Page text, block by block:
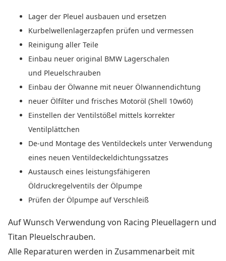
Lager der Pleuel ausbauen und ersetzen
Kurbelwellenlagerzapfen prüfen und vermessen
Reinigung aller Teile
Einbau neuer original BMW Lagerschalen
und Pleuelschrauben
Einbau der Ölwanne mit neuer Ölwannendichtung
neuer Ölfilter und frisches Motoröl (Shell 10w60)
Einstellen der Ventilstößel mittels korrekter
Ventilplättchen
De-und Montage des Ventildeckels unter Verwendung
eines neuen Ventildeckeldichtungssatzes
Austausch eines leistungsfähigeren
Öldruckregelventils der Ölpumpe
Prüfen der Ölpumpe auf Verschleiß
Auf Wunsch Verwendung von Racing Pleuellagern und
Titan Pleuelschrauben.
Alle Reparaturen werden in Zusammenarbeit mit